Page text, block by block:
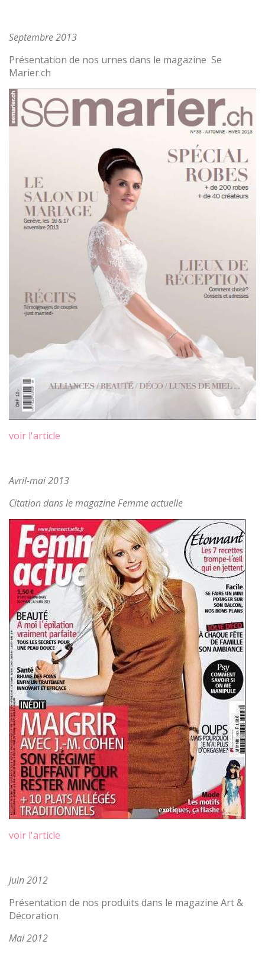
Septembre 2013
Présentation de nos urnes dans le magazine Se
Marier.ch
voir l'article
Avril-mai 2013
Citation dans le magazine Femme actuelle
voir l'article
Juin 2012
Présentation de nos produits dans le magazine Art &
Décoration
Mai 2012